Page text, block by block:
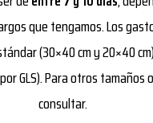
que tengamos. Los
(30×40 cm y 20×40
GLS). Para otros tamaños
consultar.